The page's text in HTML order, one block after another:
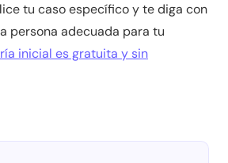
tu caso específico y te diga con
persona adecuada para tu
inicial es gratuita y sin